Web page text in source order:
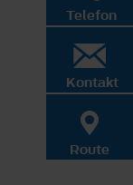
Telefon
Kontakt
Route